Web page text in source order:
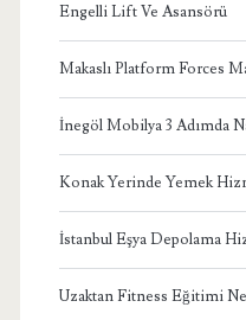
Engelli Lift Ve Asansörü
Makaslı Platform Forces
İnegöl Mobilya 3 Adımda
Konak Yerinde Yemek
İstanbul Eşya Depolama
Uzaktan Fitness Eğitimi